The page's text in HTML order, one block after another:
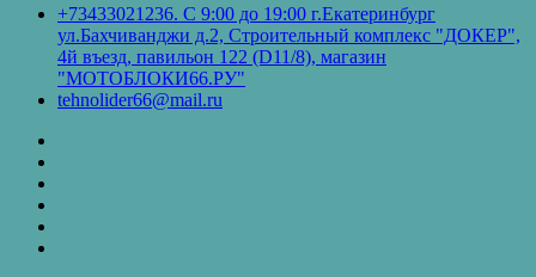
+73433021236. С 9:00 до 19:00 г.Екатеринбург
ул.Бахчиванджи д.2, Строительный комплекс "ДОКЕР",
4й въезд, павильон 122 (D11/8), магазин
"МОТОБЛОКИ66.РУ"
tehnolider66@mail.ru